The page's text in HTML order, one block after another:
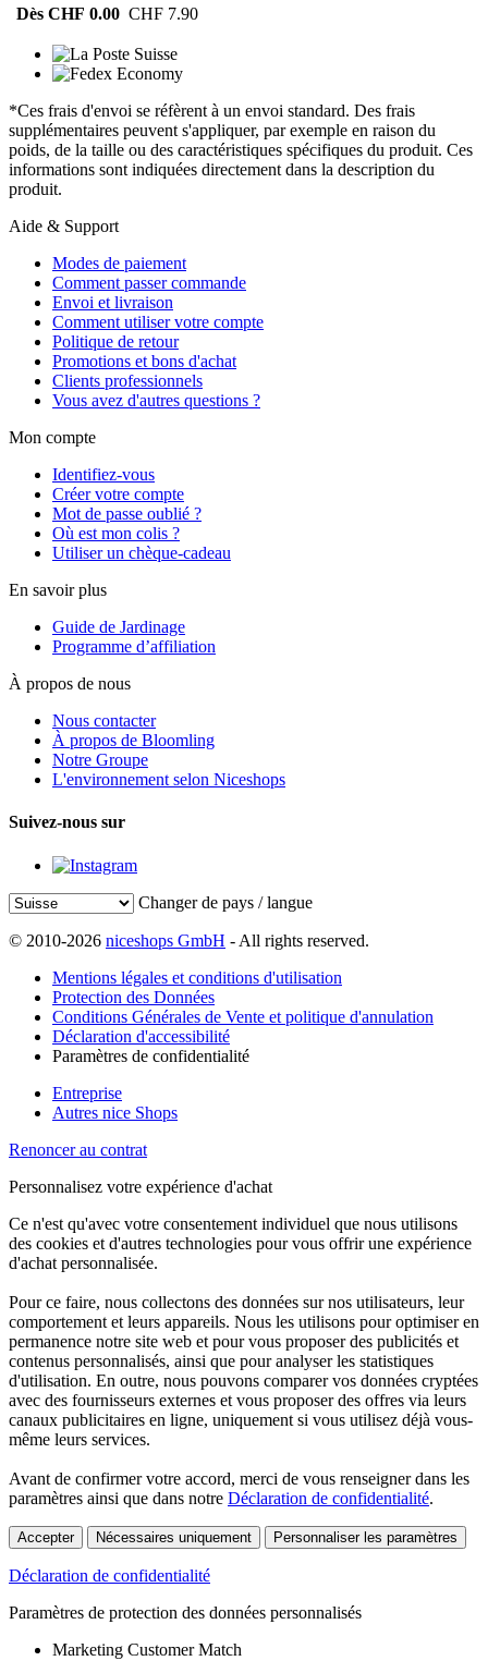
Dès CHF 0.00 CHF 7.90
*Ces frais d'envoi se réfèrent à un envoi standard. Des frais
supplémentaires peuvent s'appliquer, par exemple en raison du
poids, de la taille ou des caractéristiques spécifiques du produit. Ces
informations sont indiquées directement dans la description du
produit.
Aide & Support
Modes de paiement
Comment passer commande
Envoi et livraison
Comment utiliser votre compte
Politique de retour
Promotions et bons d'achat
Clients professionnels
Vous avez d'autres questions ?
Mon compte
Identifiez-vous
Créer votre compte
Mot de passe oublié ?
Où est mon colis ?
Utiliser un chèque-cadeau
En savoir plus
Guide de Jardinage
Programme d’affiliation
À propos de nous
Nous contacter
À propos de Bloomling
Notre Groupe
L'environnement selon Niceshops
Suivez-nous sur
Changer de pays / langue
© 2010-2026 niceshops GmbH - All rights reserved.
Mentions légales et conditions d'utilisation
Protection des Données
Conditions Générales de Vente et politique d'annulation
Déclaration d'accessibilité
Paramètres de confidentialité
Entreprise
Autres nice Shops
Renoncer au contrat
Personnalisez votre expérience d'achat
Ce n'est qu'avec votre consentement individuel que nous utilisons
des cookies et d'autres technologies pour vous offrir une expérience
d'achat personnalisée.
Pour ce faire, nous collectons des données sur nos utilisateurs, leur
comportement et leurs appareils. Nous les utilisons pour optimiser en
permanence notre site web et pour vous proposer des publicités et
contenus personnalisés, ainsi que pour analyser les statistiques
d'utilisation. En outre, nous pouvons comparer vos données cryptées
avec des fournisseurs externes et vous proposer des offres via leurs
canaux publicitaires en ligne, uniquement si vous utilisez déjà vous-
même leurs services.
Avant de confirmer votre accord, merci de vous renseigner dans les
paramètres ainsi que dans notre Déclaration de confidentialité.
Accepter Nécessaires uniquement Personnaliser les paramètres
Déclaration de confidentialité
Paramètres de protection des données personnalisés
Marketing Customer Match